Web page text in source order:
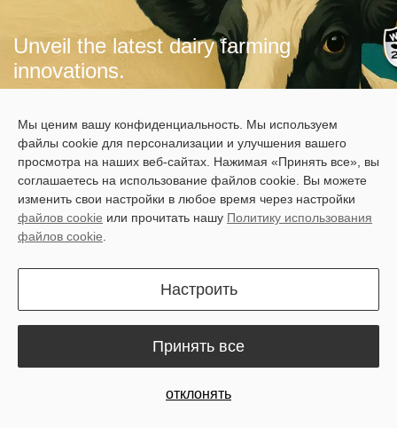
Unveil the latest dairy farming
innovations.
Stand:TC 26-28 & 56-58 (Trade Center)
Date:Sept 30 - Oct 3, 2025
Location: Madison, United States
Secure Your Spot Now
Мы ценим вашу конфиденциальность. Мы используем
файлы cookie для персонализации и улучшения вашего
просмотра на наших веб-сайтах. Нажимая «Принять все», вы
соглашаетесь на использование файлов cookie. Вы можете
изменить свои настройки в любое время через настройки
файлов cookie или прочитать нашу Политику использования
файлов cookie
Настроить
отклонять
Принять все